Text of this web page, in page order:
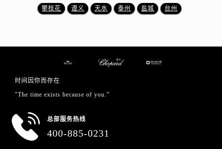
攀枝花 遵义 天水 泰州 盐城 台州
时间因你而存在
"The time exists because of you.”
总部服务热线
400-885-0231